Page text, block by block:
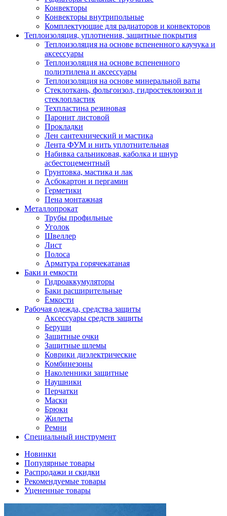
Конвекторы
Конвекторы внутрипольные
Комплектующие для радиаторов и конвекторов
Теплоизоляция, уплотнения, защитные покрытия
Теплоизоляция на основе вспененного каучука и
аксессуары
Теплоизоляция на основе вспененного
полиэтилена и аксессуары
Теплоизоляция на основе минеральной ваты
Стеклоткань, фольгоизол, гидростеклоизол и
стеклопластик
Техпластина резиновая
Паронит листовой
Прокладки
Лен сантехнический и мастика
Лента ФУМ и нить уплотнительная
Набивка сальниковая, каболка и шнур
асбестоцементный
Грунтовка, мастика и лак
Асбокартон и пергамин
Герметики
Пена монтажная
Металлопрокат
Трубы профильные
Уголок
Швеллер
Лист
Полоса
Арматура горячекатаная
Баки и емкости
Гидроаккумуляторы
Баки расширительные
Ёмкости
Рабочая одежда, средства защиты
Аксессуары средств защиты
Беруши
Защитные очки
Защитные шлемы
Коврики диэлектрические
Комбинезоны
Наколенники защитные
Наушники
Перчатки
Маски
Брюки
Жилеты
Ремни
Специальный инструмент
Новинки
Популярные товары
Распродажи и скидки
Рекомендуемые товары
Уцененные товары